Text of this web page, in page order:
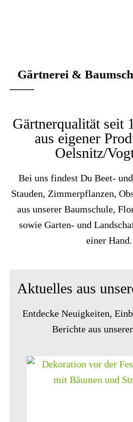
Gärtnerei &
Gärtnerqualität seit
aus eigener
Oelsnitz/
Bei uns findest Du Beet-
Stauden, Zimmerpflanzen,
aus unserer Baumschule,
sowie Garten- und
einer Hand.
Aktuelles aus
Entdecke Neuigkeiten,
Berichte aus